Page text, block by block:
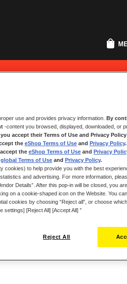
NEUE KUNDEN
Ihre Anmeldung hat viele Vorteile:
Sendungsverfolgung und vieles
EIN KONTO ERSTELLEN
use and provides privacy information. By
-content you browsed, displayed, downloaded, or
accept their Terms of Use and Privacy Policy
the eShop Terms of Use and Privacy Policy.
the eShop Terms of Use and Privacy
global Terms of Use and Privacy Policy.
cookies) to help provide you with the best
and advertising. For more information,
Details”. After this pop-in will be closed, you
on a cookie-shaped icon on the Website. You
cookies by choosing “Reject all”, or choose
settings] [Reject All] [Accept All] ”
Reject All